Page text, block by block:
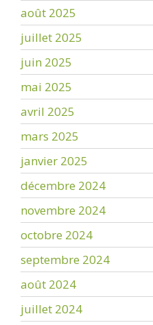
août 2025
juillet 2025
juin 2025
mai 2025
avril 2025
mars 2025
janvier 2025
décembre 2024
novembre 2024
octobre 2024
septembre 2024
août 2024
juillet 2024